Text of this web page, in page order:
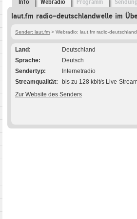
Info Webradio Programm
laut.fm radio-deutschlandwelle im
Sender: laut.fm > Webradio: laut.fm radio-
Land
Deutschland
Sprache
Deutsch
Sendertyp
Internetradio
Streamqualität
bis zu 128 kbit/s Live-
Zur Website des Senders